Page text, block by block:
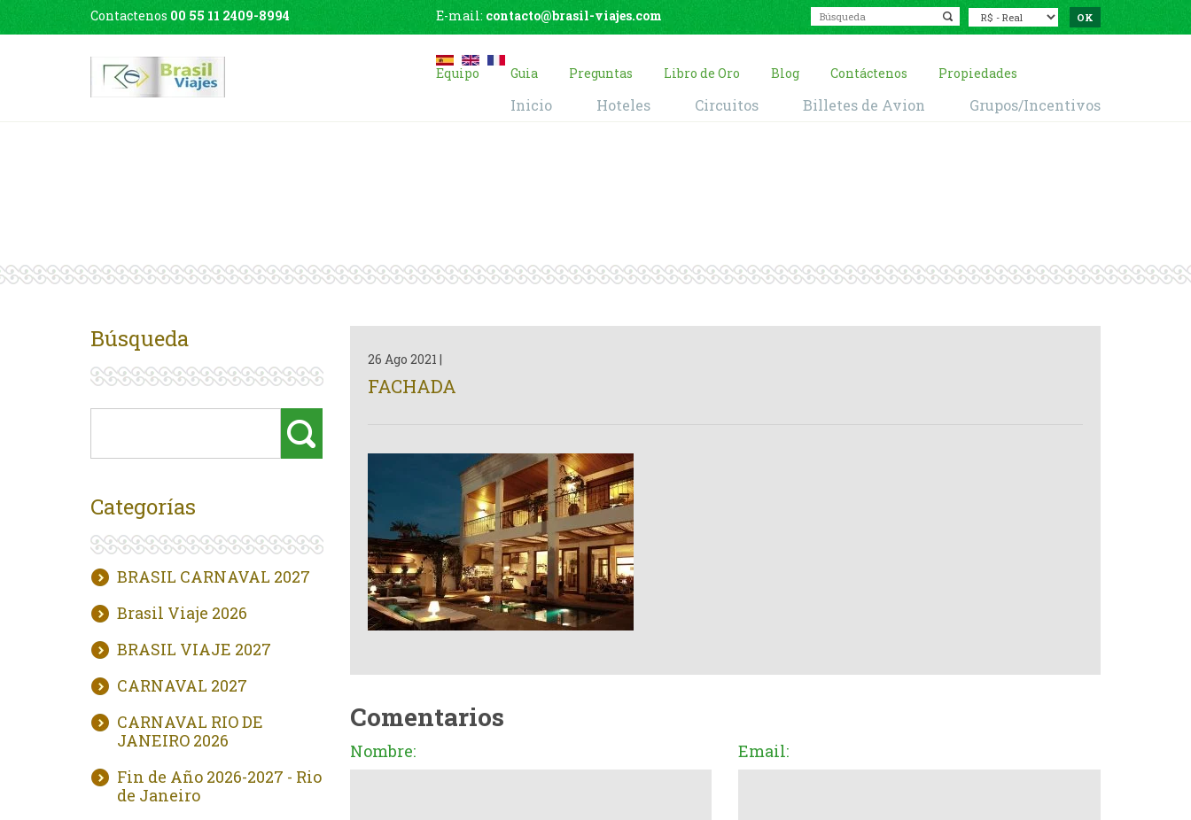
Contactenos 00 55 11 2409-8994 E-mail: contacto@brasil-viajes.com
Equipo Guia Preguntas Libro de Oro Blog Contáctenos Propiedades
Inicio Hoteles Circuitos Billetes de Avion Grupos/Incentivos
Búsqueda
Categorías
BRASIL CARNAVAL 2027
Brasil Viaje 2026
BRASIL VIAJE 2027
CARNAVAL 2027
CARNAVAL RIO DE
JANEIRO 2026
Fin de Año 2026-2027 - Rio
de Janeiro
26 Ago 2021 |
FACHADA
Comentarios
Nombre: Email: